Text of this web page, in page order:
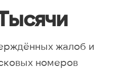
жалоб и
номеров